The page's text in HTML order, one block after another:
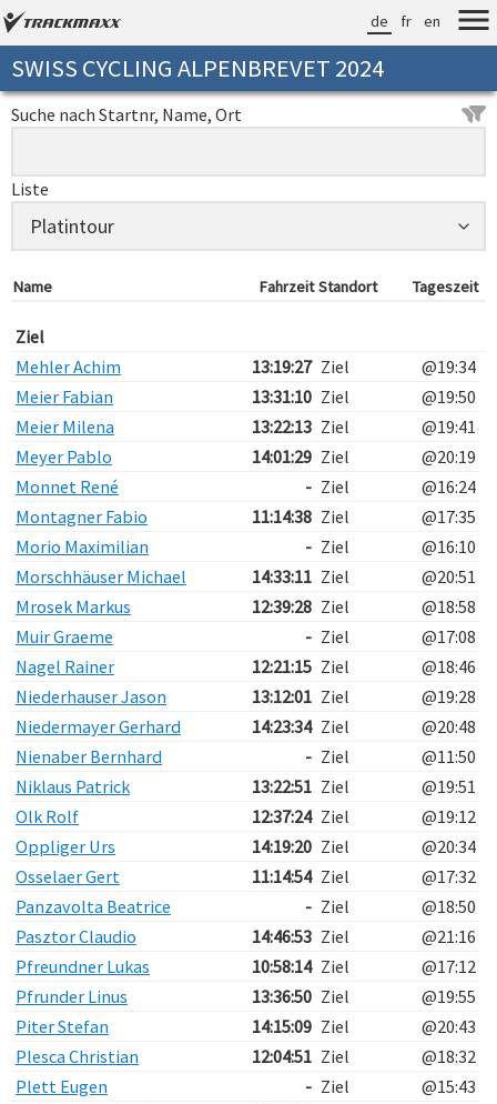
de fr en
SWISS CYCLING ALPENBREVET 2024
Suche nach Startnr, Name, Ort
Liste
Name Fahrzeit Standort Tageszeit
Ziel
Mehler Achim
13:19:27 Ziel
@19:34
Meier Fabian
13:31:10 Ziel
@19:50
Meier Milena
13:22:13 Ziel
@19:41
Meyer Pablo
14:01:29 Ziel
@20:19
Monnet René
- Ziel
@16:24
Montagner Fabio
11:14:38 Ziel
@17:35
Morio Maximilian
- Ziel
@16:10
Morschhäuser Michael
14:33:11 Ziel
@20:51
Mrosek Markus
12:39:28 Ziel
@18:58
Muir Graeme
- Ziel
@17:08
Nagel Rainer
12:21:15 Ziel
@18:46
Niederhauser Jason
13:12:01 Ziel
@19:28
Niedermayer Gerhard
14:23:34 Ziel
@20:48
Nienaber Bernhard
- Ziel
@11:50
Niklaus Patrick
13:22:51 Ziel
@19:51
Olk Rolf
12:37:24 Ziel
@19:12
Oppliger Urs
14:19:20 Ziel
@20:34
Osselaer Gert
11:14:54 Ziel
@17:32
Panzavolta Beatrice
- Ziel
@18:50
Pasztor Claudio
14:46:53 Ziel
@21:16
Pfreundner Lukas
10:58:14 Ziel
@17:12
Pfrunder Linus
13:36:50 Ziel
@19:55
Piter Stefan
14:15:09 Ziel
@20:43
Plesca Christian
12:04:51 Ziel
@18:32
Plett Eugen
- Ziel
@15:43